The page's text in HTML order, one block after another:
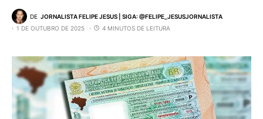
DE JORNALISTA FELIPE JESUS | SIGA: @FELIPE_JESUSJORNALISTA
1 DE OUTUBRO DE 2025
4 MINUTOS DE LEITURA